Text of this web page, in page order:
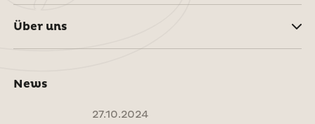
Über uns
News
27.10.2024